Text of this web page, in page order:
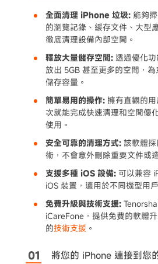
全面清理 iPhone 垃圾: 能夠
的瀏覽記錄、緩存文件、大型
徹底清理設備內部空間。
釋放大量儲存空間: 透過優化
放出 5GB 甚至更多的空間，
儲存容量。
簡單易用的操作: 擁有直觀的
次就能完成快速清理和空間優
使用。
安全可靠的清理方式: 該軟體
術，不會意外刪除重要文件或
支援多種 iOS 設備: 可以兼容
iOS 裝置，適用於不同機型用戶
免費升級與技術支援:
iCareFone，提供免費的軟體
的技術支援 。
將您的 iPhone 連接到您